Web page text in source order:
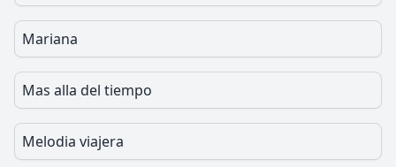
Mariana
Mas alla del tiempo
Melodia viajera